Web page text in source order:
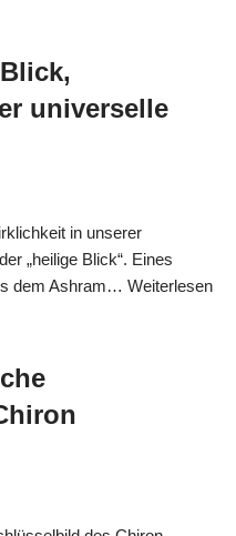
universelle
in unserer
„heilige Blick“. Eines
dem Ashram… Weiterlesen